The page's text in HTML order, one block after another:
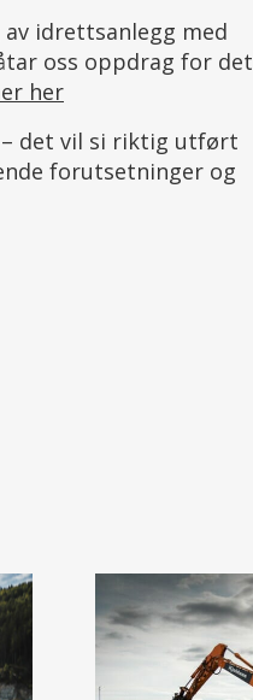
idrettsanlegg med
oss oppdrag for det
her
det vil si riktig utført
forutsetninger og